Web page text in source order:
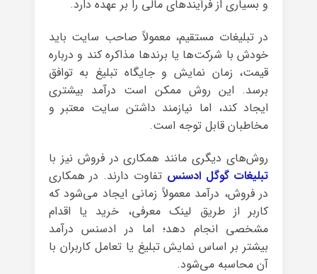
و بسیاری از فرآیندهای مالی را بر عهده دارد.
در تبلیغات مستقیم، معمولاً صاحب سایت باید
خودش با شرکت‌ها یا برندها مذاکره کند و درباره
قیمت، زمان نمایش و جایگاه تبلیغ به توافق
برسد. این روش ممکن است درآمد بیشتری
ایجاد کند، اما نیازمند داشتن سایت معتبر و
مخاطبان قابل توجه است.
روش‌های دیگری مانند همکاری در فروش نیز با
تبلیغات گوگل ادسنس تفاوت دارند. در همکاری
در فروش، درآمد معمولاً زمانی ایجاد می‌شود که
کاربر از طریق لینک معرفی، خرید یا اقدام
مشخصی انجام دهد؛ اما در ادسنس درآمد
بیشتر بر اساس نمایش تبلیغ یا تعامل کاربران با
آن محاسبه می‌شود.